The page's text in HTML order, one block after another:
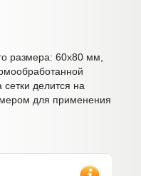
размера: 60х80 мм,
делится на
для применения